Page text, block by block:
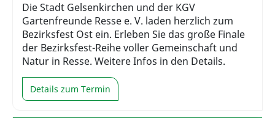
Die Stadt Gelsenkirchen und der KGV
Gartenfreunde Resse e. V. laden herzlich zum
Bezirksfest Ost ein. Erleben Sie das große Finale
der Bezirksfest-Reihe voller Gemeinschaft und
Natur in Resse. Weitere Infos in den Details.
Details zum Termin